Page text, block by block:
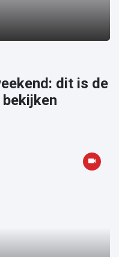
dit is de